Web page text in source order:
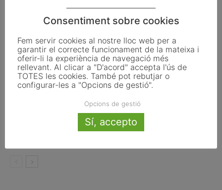
La UE activa les primeres obligacions
afecten els ajuntaments
El Pla de Barris mobilitza 117 municipis
catalans per impulsar la regeneració
urbana
TESTAREG reforça la cooperació
transfronterera per impulsar el relleu
Consentiment sobre cookies
Fem servir cookies al nostre lloc web per a
garantir el correcte funcionament de la mateixa i
oferir-li la experiència de navegació més
rellevant. Al clicar a "D'acord" accepta l'ús de
TOTES les cookies. També pot rebutjar o
configurar-les a "Opcions de gestió".
Opcions de gestió
Sí, accepto